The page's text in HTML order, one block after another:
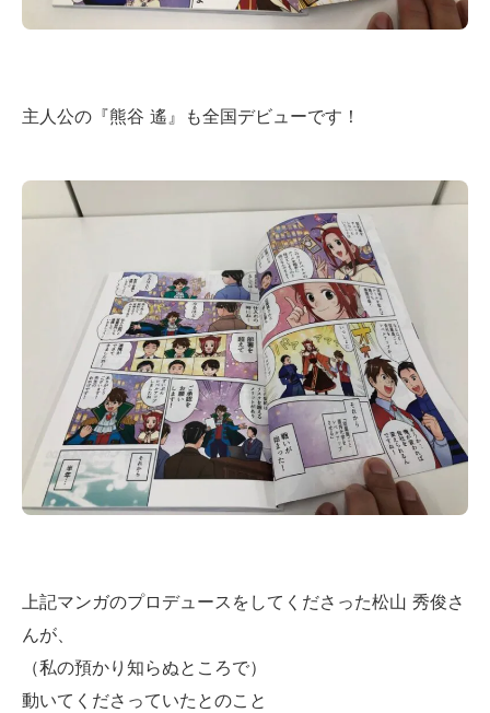
主人公の『熊谷 遙』も全国デビューです！
上記マンガのプロデュースをしてくださった松山 秀俊さ
んが、
（私の預かり知らぬところで）
動いてくださっていたとのこと